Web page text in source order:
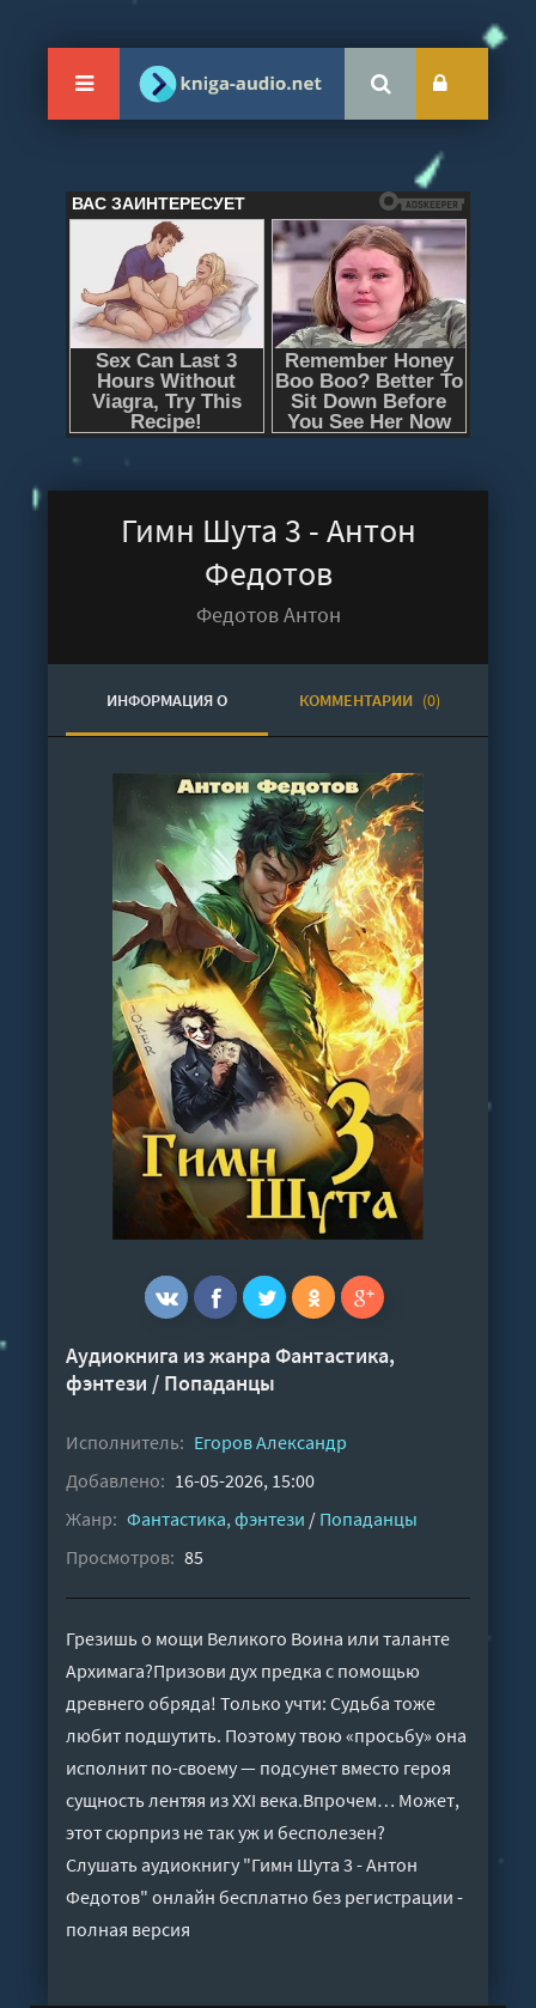
Гимн Шута 3 - Антон
Федотов
Федотов Антон
ИНФОРМАЦИЯ О
АУДИОКНИГЕ
КОММЕНТАРИИ (0)
Аудиокнига из жанраФантастика,
фэнтези / Попаданцы
Исполнитель: Егоров Александр
Добавлено: 16-05-2026, 15:00
Жанр: Фантастика, фэнтези / Попаданцы
Просмотров: 85
Грезишь о мощи Великого Воина или таланте
Архимага?Призови дух предка с помощью
древнего обряда! Только учти: Судьба тоже
любит подшутить. Поэтому твою «просьбу» она
исполнит по-своему — подсунет вместо героя
сущность лентяя из XXI века.Впрочем… Может,
этот сюрприз не так уж и бесполезен?
Слушать аудиокнигу "Гимн Шута 3 - Антон
Федотов" онлайн бесплатно без регистрации -
полная версия